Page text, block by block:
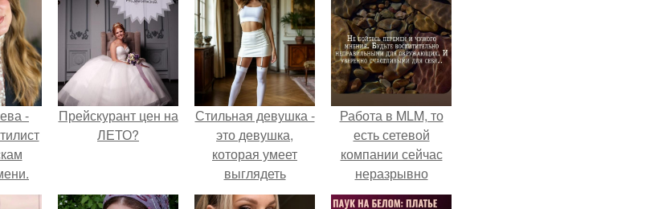
-
Прейскурант цен на
ЛЕТО?
Стильная девушка -
это девушка,
которая умеет
выглядеть
привлекательно и
Работа в MLM, то
есть сетевой
компании сейчас
неразрывно
связана с создание